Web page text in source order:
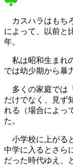
カスハラはもち
によって、以前と
年。
私は昭和生まれ
では幼少期から暴
多くの家庭では
だけでなく、見ず
れる（場合によっ
た。
小学校に上がる
中学に入るとさら
だった時代ゆえ、